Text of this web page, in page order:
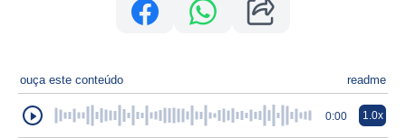
ouça este conteúdo readme
0:00 1.0x